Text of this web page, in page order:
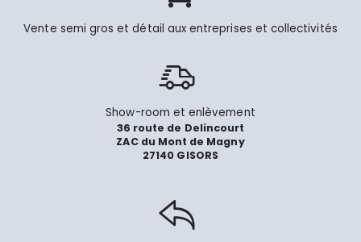
Vente semi gros et détail aux entreprises et collectivités
Show-room et enlèvement
36 route de Delincourt
ZAC du Mont de Magny
27140 GISORS